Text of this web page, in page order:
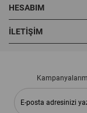
HESABIM
İLETIŞIM